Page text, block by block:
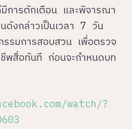
การตักเตือน และพิจารณา
ดังกล่าวเป็นเวลา 7 วัน
รมการสอบสวน เพื่อตรวจ
ชีพสื่อทันที ก่อนจะกําหนดบท
watch/?